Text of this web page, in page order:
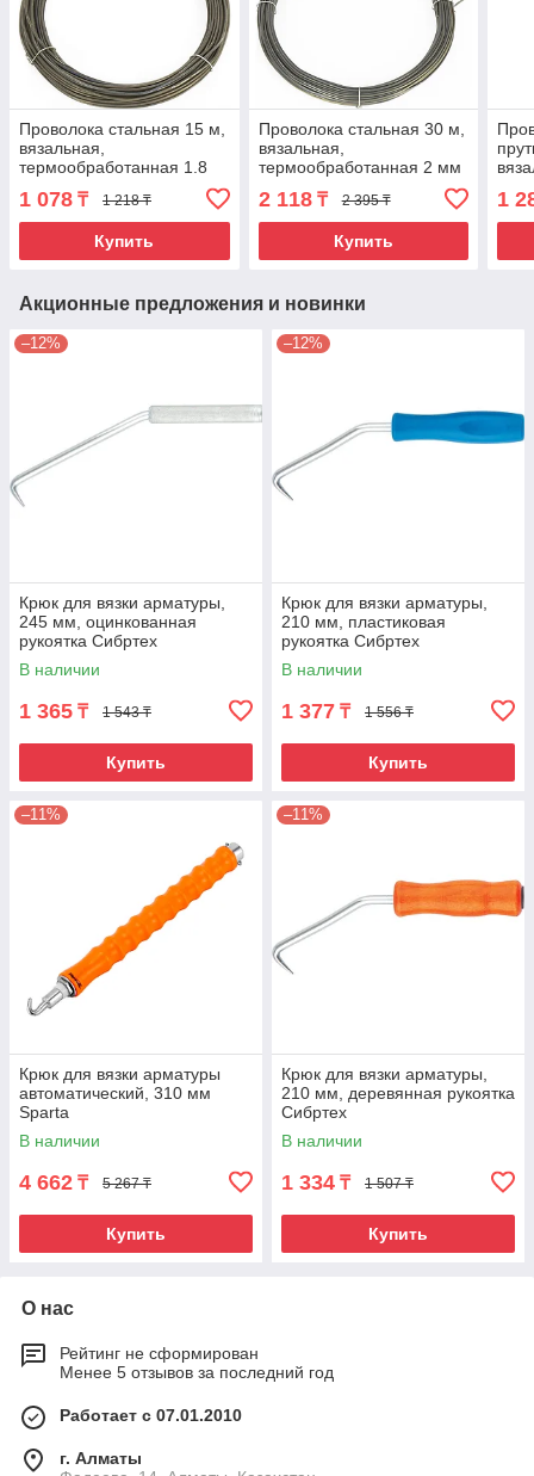
Проволока стальная 15 м,
вязальная,
термообработанная 1.8
мм Сибртех
1 078 ₸ 1 218 ₸
Купить
Проволока стальная 30 м,
вязальная,
термообработанная 2 мм
Сибртех
2 118₸ 2 395 ₸
Купить
мм
1
Акционные предложения и новинки
–12%
Крюк для вязки арматуры,
245 мм, оцинкованная
рукоятка Сибртех
В наличии
1 365 ₸ 1 543 ₸
Купить
–12%
Крюк для вязки арматуры,
210 мм, пластиковая
рукоятка Сибртех
В наличии
1 377 ₸ 1 556 ₸
Купить
–11%
Крюк для вязки арматуры
автоматический, 310 мм
Sparta
В наличии
4 662 ₸ 5 267 ₸
Купить
–11%
Крюк для вязки арматуры,
210 мм, деревянная рукоятка
Сибртех
В наличии
1 334 ₸ 1 507 ₸
Купить
О нас
Рейтинг не сформирован
Менее 5 отзывов за последний год
Работает с 07.01.2010
г. Алматы